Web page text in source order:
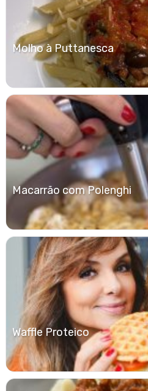
Molho à Puttanesca
Macarrão com Polenghi
Waffle Proteico